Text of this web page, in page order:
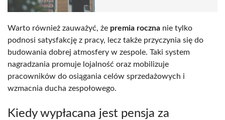
Warto również zauważyć, że premia roczna nie tylko
podnosi satysfakcję z pracy, lecz także przyczynia się do
budowania dobrej atmosfery w zespole. Taki system
nagradzania promuje lojalność oraz mobilizuje
pracowników do osiągania celów sprzedażowych i
wzmacnia ducha zespołowego.
Kiedy wypłacana jest pensja za